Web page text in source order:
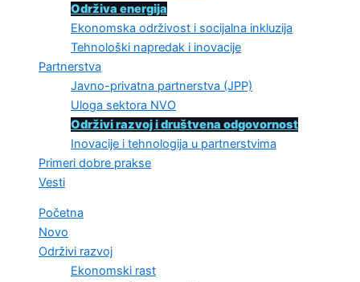
Održiva energija
Ekonomska održivost i socijalna inkluzija
Tehnološki napredak i inovacije
Partnerstva
Javno-privatna partnerstva (JPP)
Uloga sektora NVO
Održivi razvoj i društvena odgovornost
Inovacije i tehnologija u partnerstvima
Primeri dobre prakse
Vesti
Početna
Novo
Održivi razvoj
Ekonomski rast